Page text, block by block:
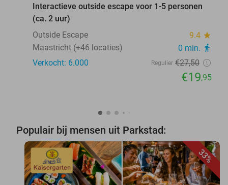
Interactieve outside escape voor 1-5 personen
(ca. 2 uur)
Outside Escape
9.4 star
Maastricht (+46 locaties) 0 min. directions_walk
Verkocht: 6.000 Regulier €27,50
€19,95
Populair bij mensen uit Parkstad:
33%